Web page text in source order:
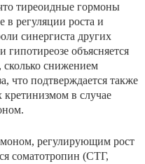
тиреоидные гор­моны
в регуляции ро­ста и
синергиста других
гипотиреозе объясняется
сколько снижением
что под­тверждается также
в случае
регулирую­щим рост
соматотропин (СТГ,